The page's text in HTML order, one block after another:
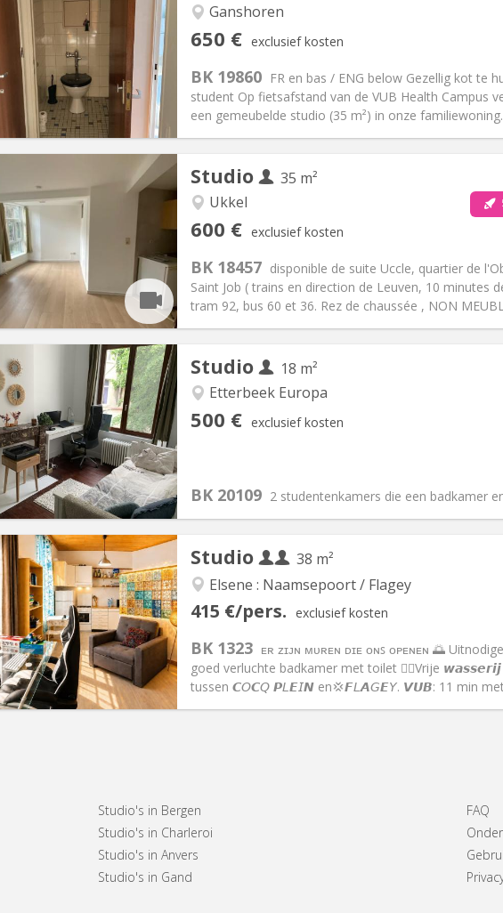
Ganshoren
650 € exclusief kosten
BK 19860 FR en bas / ENG below Gezellig kot te
student Op fietsafstand van de VUB Health Campus
een gemeubelde studio (35 m²) in onze
Informatie
€
110 €
maanden, 11 maanden, 10
5-6 maanden
Nee
Inrichting
Badkamer: Privaat
Oppervlakte:35 m2
Sfeer:
Studio
35 m²
Ukkel
600 € exclusief kosten
BK 18457 disponible de suite Uccle, quartier de
Saint Job ( trains en direction de Leuven, 10 minutes
tram 92, bus 60 et 36. Rez de chaussée , NON
Informatie
€
85 €
maanden, 11 maanden, 10
5-6 maanden, 3-4
Nee
Inrichting
Badkamer: Privaat
Oppervlakte:35 m2
Sfeer:
Studio
18 m²
Etterbeek Europa
500 € exclusief kosten
BK 20109 2 studentenkamers die een badkamer
Informatie
€
155 €
maanden
Nee
Inrichting
Oppervlakte:18 m2
Studio
38 m²
Elsene : Naamsepoort / Flagey
415 €/pers. exclusief kosten
BK 1323 ᴇʀ ᴢɪᴊɴ ᴍᴜʀᴇɴ ᴅɪᴇ ᴏɴꜱ ᴏᴘᴇɴᴇɴ 🌅
goed verluchte badkamer met toilet ⛓️‍💥Vrije
tussen 𝘾𝘖𝘾𝘘 𝙋𝘓𝙀𝘐𝙉 en💢𝙁𝘓𝘼𝘎𝙀𝘠. 𝙑𝙐𝘽: 11 min met
Informatie
€ (415 €/pers.)
130 € (65 €/pers.)
maanden
Toegelaten
Inrichting
Badkamer:Privaat
Oppervlakte:38 m2
Sfeer:
Studio's in Bergen
Studio's in Charleroi
Studio's in Anvers
Studio's in Gand
FAQ